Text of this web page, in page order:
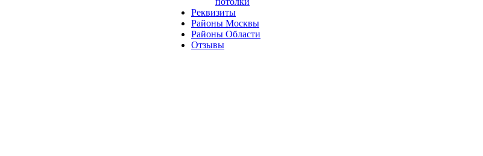
Реквизиты
Районы Москвы
Районы Области
Отзывы